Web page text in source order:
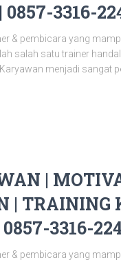
3316-
& pembicara yang
salah satu trainer
menjadi sangat
|
|
3316-
& pembicara yang